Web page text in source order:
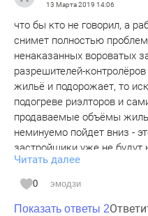
13 Марта 2019 14:06
что бы кто не говорил, а
снимет полностью
ненаказанных вороватых
разрешителей-
жильё и подорожает, то
подогреве риэлторов и
продаваемые объёмы
неминуемо пойдет вниз -
застройщики уже не будут
как раньше, а банки будут
сметы, следить за
банковским и там не
всё это конечно же
Читать далее
0 эмодзи
Показать ответы 2